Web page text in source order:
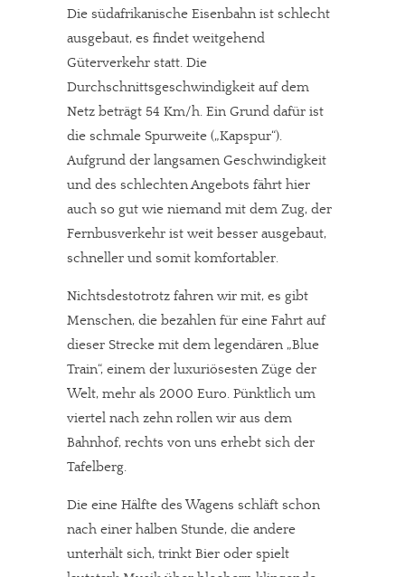
Die südafrikanische Eisenbahn ist schlecht
ausgebaut, es findet weitgehend
Güterverkehr statt. Die
Durchschnittsgeschwindigkeit auf dem
Netz beträgt 54 Km/h. Ein Grund dafür ist
die schmale Spurweite („Kapspur“).
Aufgrund der langsamen Geschwindigkeit
und des schlechten Angebots fährt hier
auch so gut wie niemand mit dem Zug, der
Fernbusverkehr ist weit besser ausgebaut,
schneller und somit komfortabler.
Nichtsdestotrotz fahren wir mit, es gibt
Menschen, die bezahlen für eine Fahrt auf
dieser Strecke mit dem legendären „Blue
Train“, einem der luxuriösesten Züge der
Welt, mehr als 2000 Euro. Pünktlich um
viertel nach zehn rollen wir aus dem
Bahnhof, rechts von uns erhebt sich der
Tafelberg.
Die eine Hälfte des Wagens schläft schon
nach einer halben Stunde, die andere
unterhält sich, trinkt Bier oder spielt